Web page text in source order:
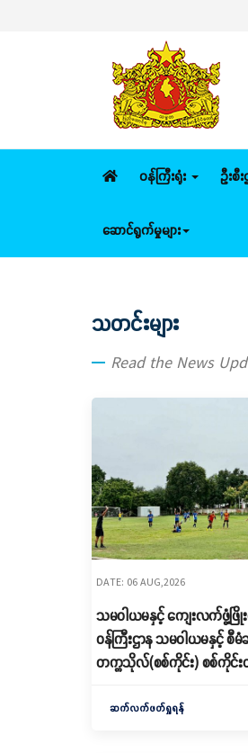
ဝန်ကြီးရုံး ဦးစီး
ဆောင်ရွက်မှုများ
သတင်းများ
Read the News
DATE: 06 AUG,2026
သမဝါယမနှင့် ကျေးလက်ဖွံ့ဖြိုး
ဝန်ကြီးဌာန သမဝါယမနှင့် စီ
တက္ကသိုလ်(စစ်ကိုင်း) စစ်ကိုင်း
ပေါင်းစုံ ဘောလုံး အားကစား
ဆက်လက်ဖတ်ရှုရန်